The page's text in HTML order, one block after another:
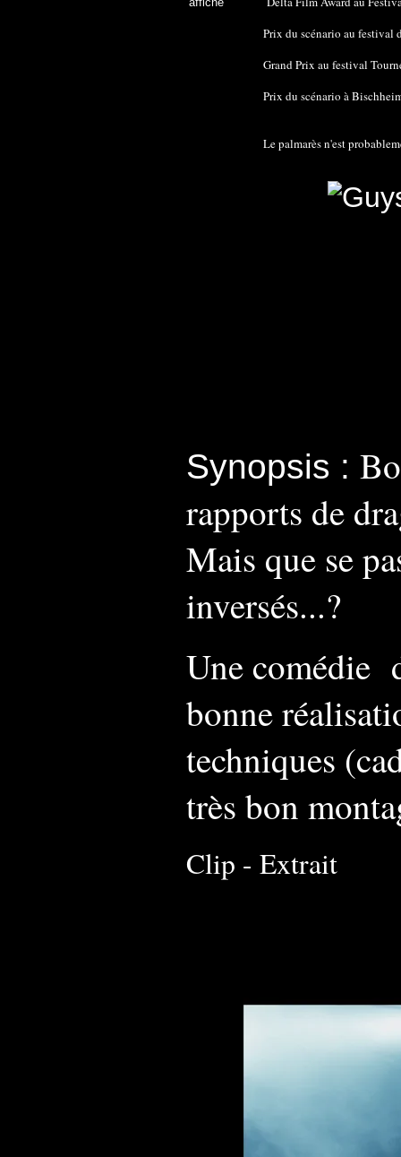
Prix du scénario au festival
Grand Prix au festival
Prix du scénario à
Le palmarès n'est
Synopsis :
rapports de
Mais que se
inversés...?
Une comédie
bonne
techniques
très bon
Clip - Extrait